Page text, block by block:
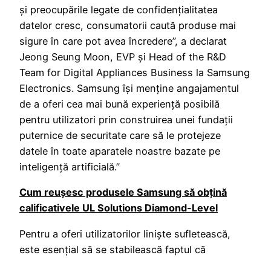
și preocupările legate de confidențialitatea
datelor cresc, consumatorii caută produse mai
sigure în care pot avea încredere”, a declarat
Jeong Seung Moon, EVP și Head of the R&D
Team for Digital Appliances Business la Samsung
Electronics. Samsung își menține angajamentul
de a oferi cea mai bună experiență posibilă
pentru utilizatori prin construirea unei fundații
puternice de securitate care să le protejeze
datele în toate aparatele noastre bazate pe
inteligență artificială.”
Cum reușesc produsele Samsung să obțină
calificativele UL Solutions Diamond-Level
Pentru a oferi utilizatorilor liniște sufletească,
este esențial să se stabilească faptul că